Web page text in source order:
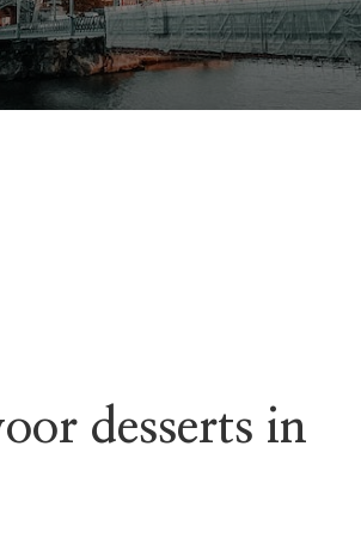
desserts in